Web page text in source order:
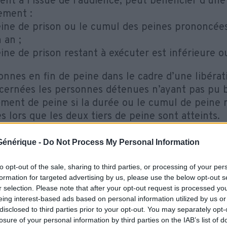
- Do Not Process My Personal Information
opt-out of the sale, sharing to third parties, or processing of your
for targeted advertising by us, please use the below opt-out
selection. Please note that after your opt-out request is processed
interest-based ads based on personal information utilized by us
to third parties prior to your opt-out. You may separately
of your personal information by third parties on the IAB’s list of
:
de prison ou le cumul des peines
an ;
de prison restant à exécuter est inférieure
en fin de peine dans le cadre d’une
les personnes détenues n’ayant pas pu
de peine si la durée ou le cumul de peine
lors que les deux tiers de peine sont atteints.
au 1/08/2021) sont en DDSE-
de la population carcérale écrouée
de la population carcérale écrouée non
aménagement de peine. Les autres